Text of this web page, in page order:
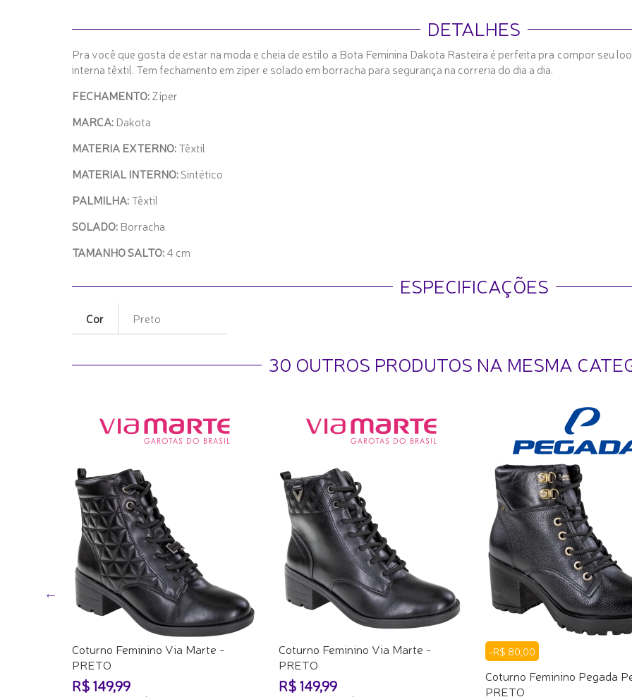
DETALHES
Pra você que gosta de estar na moda e cheia de estilo a Bota Feminina Dakota Rasteira é perfeita pra compor seu
interna têxtil. Tem fechamento em zíper e solado em borracha para segurança na correria do dia a dia.
FECHAMENTO:Zíper
MARCA: Dakota
MATERIA EXTERNO:Têxtil
MATERIAL INTERNO:Sintético
PALMILHA:Têxtil
SOLADO: Borracha
TAMANHO SALTO:4 cm
ESPECIFICAÇÕES
Cor Preto
30 OUTROS PRODUTOS NA MESMA
Coturno Feminino Via Marte -
PRETO
R$ 149,99
Coturno Feminino Via Marte -
PRETO
R$ 149,99
-R$ 80,00
Coturno Feminino Pegada
PRETO